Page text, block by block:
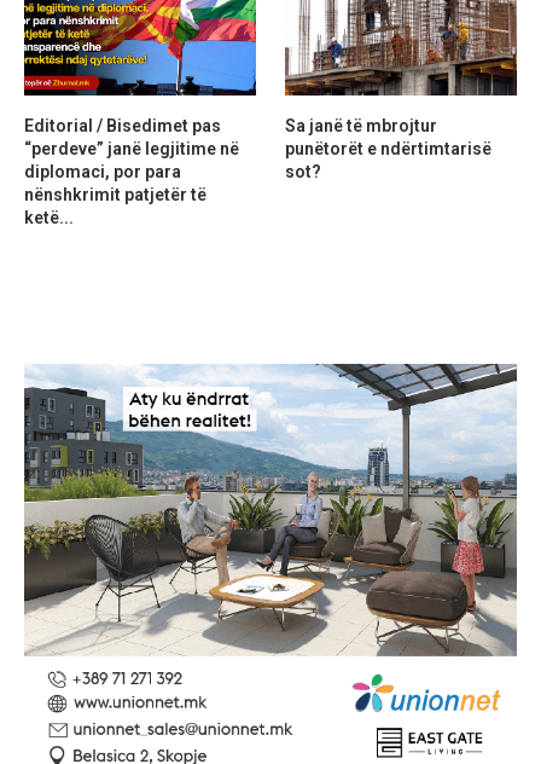
Editorial / Bisedimet pas
“perdeve” janë legjitime në
diplomaci, por para
nënshkrimit patjetër të
ketë...
Sa janë të mbrojtur
punëtorët e ndërtimtarisë
sot?